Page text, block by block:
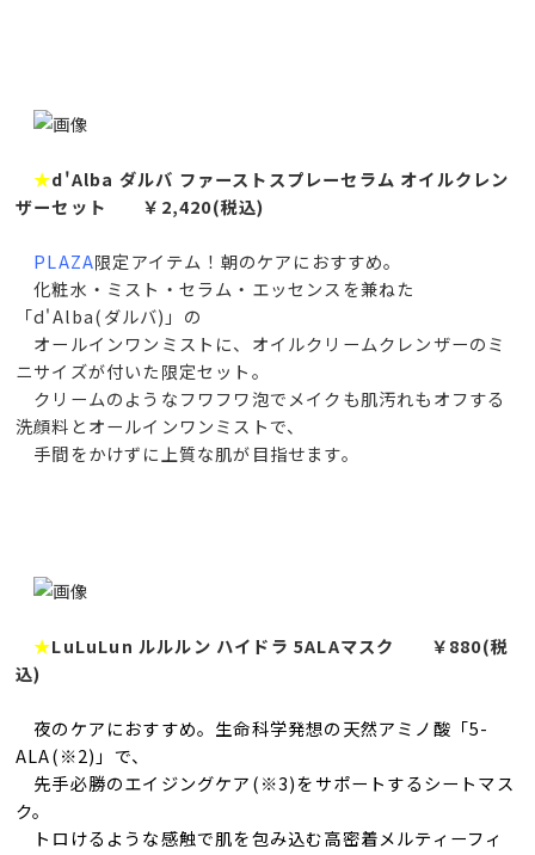
★d'Alba ダルバ ファーストスプレーセラム オイルクレン
ザーセット ￥2,420(税込)
PLAZA限定アイテム！朝のケアにおすすめ。
化粧水・ミスト・セラム・エッセンスを兼ねた
「d'Alba(ダルバ)」の
オールインワンミストに、オイルクリームクレンザーのミ
ニサイズが付いた限定セット。
クリームのようなフワフワ泡でメイクも肌汚れもオフする
洗顔料とオールインワンミストで、
手間をかけずに上質な肌が目指せます。
★LuLuLun ルルルン ハイドラ 5ALAマスク ￥880(税
込)
夜のケアにおすすめ。生命科学発想の天然アミノ酸「5-
ALA(※2)」で、
先手必勝のエイジングケア(※3)をサポートするシートマス
ク。
トロけるような感触で肌を包み込む高密着メルティーフィ